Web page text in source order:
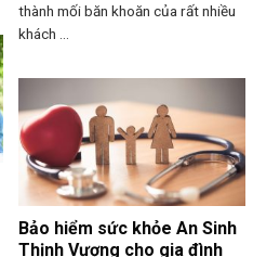
thành mối băn khoăn của rất nhiều
khách ...
Bảo hiểm sức khỏe An Sinh
Thịnh Vượng cho gia đình